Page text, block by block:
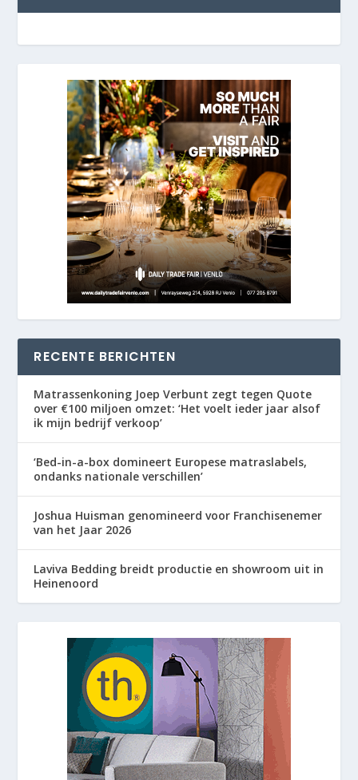
RECENTE BERICHTEN
Matrassenkoning Joep Verbunt zegt tegen Quote
over €100 miljoen omzet: ‘Het voelt ieder jaar alsof
ik mijn bedrijf verkoop’
‘Bed-in-a-box domineert Europese matraslabels,
ondanks nationale verschillen’
Joshua Huisman genomineerd voor Franchisenemer
van het Jaar 2026
Laviva Bedding breidt productie en showroom uit in
Heinenoord